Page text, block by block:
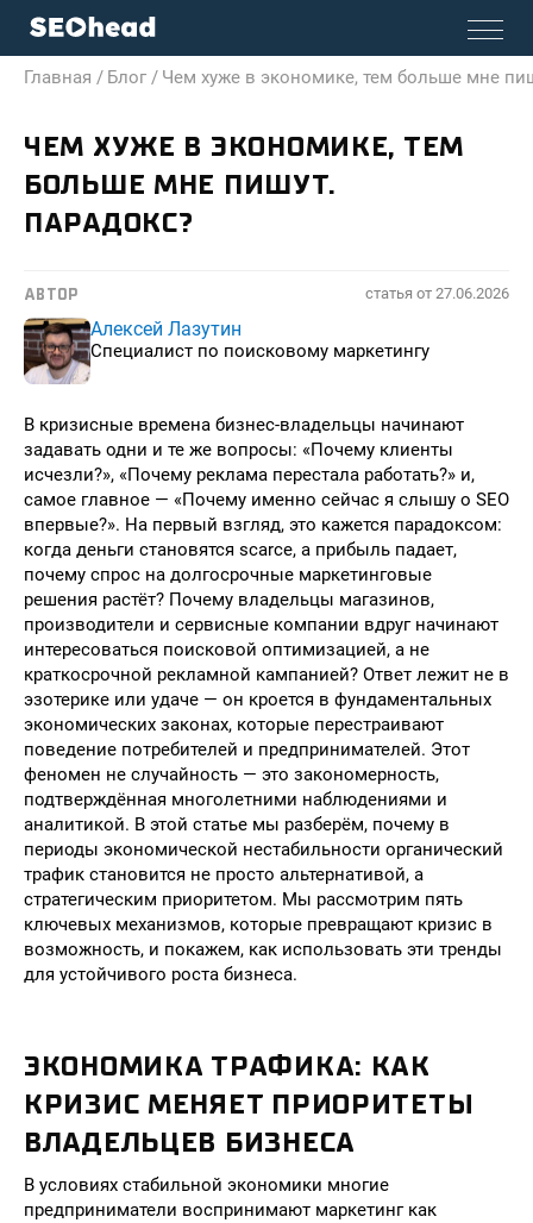
Главная / Блог / Чем хуже в экономике, тем больше мне
ЧЕМ ХУЖЕ В ЭКОНОМИКЕ, ТЕМ
БОЛЬШЕ МНЕ ПИШУТ.
ПАРАДОКС?
АВТОР статья от 27.06.2026
Алексей Лазутин
Специалист по поисковому маркетингу
В кризисные времена бизнес-владельцы начинают
задавать одни и те же вопросы: «Почему клиенты
исчезли?», «Почему реклама перестала работать?» и,
самое главное — «Почему именно сейчас я слышу о SEO
впервые?». На первый взгляд, это кажется парадоксом:
когда деньги становятся scarce, а прибыль падает,
почему спрос на долгосрочные маркетинговые
решения растёт? Почему владельцы магазинов,
производители и сервисные компании вдруг начинают
интересоваться поисковой оптимизацией, а не
краткосрочной рекламной кампанией? Ответ лежит не в
эзотерике или удаче — он кроется в фундаментальных
экономических законах, которые перестраивают
поведение потребителей и предпринимателей. Этот
феномен не случайность — это закономерность,
подтверждённая многолетними наблюдениями и
аналитикой. В этой статье мы разберём, почему в
периоды экономической нестабильности органический
трафик становится не просто альтернативой, а
стратегическим приоритетом. Мы рассмотрим пять
ключевых механизмов, которые превращают кризис в
возможность, и покажем, как использовать эти тренды
для устойчивого роста бизнеса.
ЭКОНОМИКА ТРАФИКА: КАК
КРИЗИС МЕНЯЕТ ПРИОРИТЕТЫ
ВЛАДЕЛЬЦЕВ БИЗНЕСА
В условиях стабильной экономики многие
предприниматели воспринимают маркетинг как